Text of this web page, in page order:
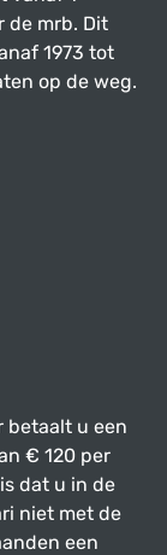
de mrb. Dit
1973 tot
op de weg.
betaalt u een
€ 120 per
dat u in de
niet met de
een